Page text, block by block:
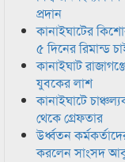
প্রদান
কানাইঘাটের
৫ দিনের রিমান্ড
কানাইঘাট
যুবকের লাশ
কানাইঘাটে
থেকে গ্রেফতার
উর্ধ্বতন
করলেন সাংসদ